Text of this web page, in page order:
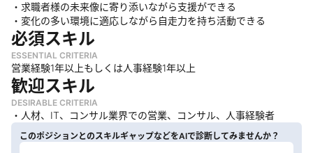
・求職者様の未来像に寄り添いながら支援ができる
・変化の多い環境に適応しながら自走力を持ち活動できる
必須スキル
ESSENTIAL CRITERIA
営業経験1年以上もしくは人事経験1年以上
歓迎スキル
DESIRABLE CRITERIA
・人材、IT、コンサル業界での営業、コンサル、人事経験者
このポジションとのスキルギャップなどをAIで診断してみませんか？